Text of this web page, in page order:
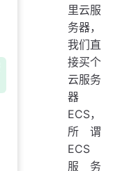
里云服
务器，
我们直
接买个
云服务
器
ECS，
所谓
ECS
服务